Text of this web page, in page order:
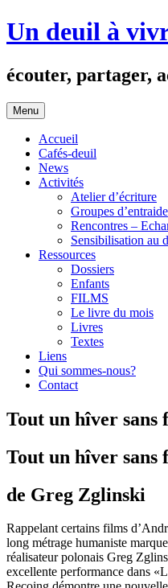
Aller
au
Un deuil à
écouter, partager,
Menu
Accueil
Cafés-deuil
News
Activités
Atelier d’écriture
Groupes d’entraide
Rencontres –
Sensibilisation au
Ressources
Dossiers
Enfants
FILMS
Le livre du mois
Livres
Textes
Liens
Qui sommes-nous?
Contact
Tout un hîver sans
Tout un hîver sans
de Greg Zglinski
Rappelant certains films
long métrage humaniste
réalisateur polonais Greg
excellente performance dans